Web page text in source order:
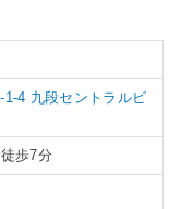
4 九段セントラルビ
歩7分